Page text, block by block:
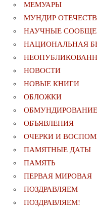
МЕМУАРЫ
МУНДИР
НАУЧНЫЕ
НАЦИОНАЛЬНАЯ
НОВОСТИ
НОВЫЕ КНИГИ
ОБЛОЖКИ
ОБЪЯВЛЕНИЯ
ОЧЕРКИ И
ПАМЯТНЫЕ ДАТЫ
ПАМЯТЬ
ПЕРВАЯ МИРОВАЯ
ПОЗДРАВЛЯЕМ
ПОЗДРАВЛЯЕМ!